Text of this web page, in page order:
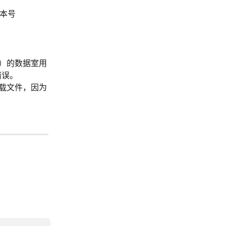
号
的数据室用
。
文件，因为